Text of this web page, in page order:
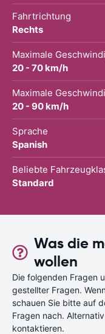
Fahrtrichtung
Rechts
Maximale
20 - 70 km/h
Maximale
20 - 90 km/h
Sprache
Spanish
Beliebte
Standard
Was die
wollen
Die folgenden Fragen
gestellter Fragen.
schauen Sie bitte auf
Fragen nach.
kontaktieren.